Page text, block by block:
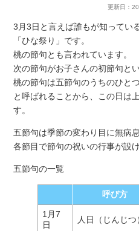
更新日：
3月3日と言えば誰もが知ってい
「ひな祭り」です。
桃の節句とも言われています。
次の節句がお子さんの初節句と
桃の節句は五節句のうちのひと
と呼ばれることから、この日は
す。
五節句は季節の変わり目に無病
各節目で節句の祝いの行事が設
五節句の一覧
呼び方
1月7
日
人日（じんじつ